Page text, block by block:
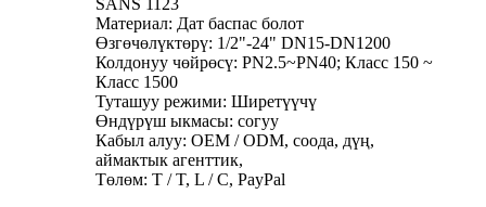
Материал: Дат баспас болот
Өзгөчөлүктөрү: 1/2"-24" DN15-DN1200
Колдонуу чөйрөсү: PN2.5~PN40; Класс 150 ~
Класс 1500
Туташуу режими: Ширетүүчү
Өндүрүш ыкмасы: согуу
Кабыл алуу: OEM / ODM, соода, дүң,
аймактык агенттик,
Төлөм: T / T, L / C, PayPal